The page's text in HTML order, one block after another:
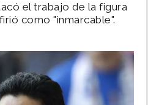
el trabajo de la figura
como "inmarcable".